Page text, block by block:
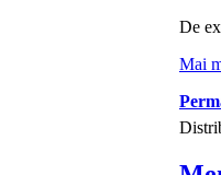
De
Mai